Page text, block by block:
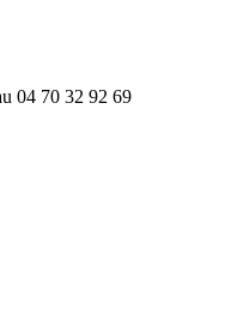
04 70 32 92 69